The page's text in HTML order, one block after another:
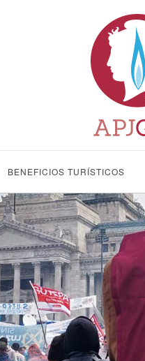
BENEFICIOS TURÍSTICOS